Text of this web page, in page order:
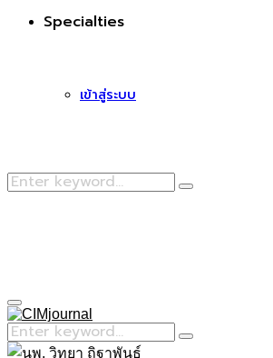
Specialties
เข้าสู่ระบบ
Search
Search
Primary
Menu
Search
for:
Search